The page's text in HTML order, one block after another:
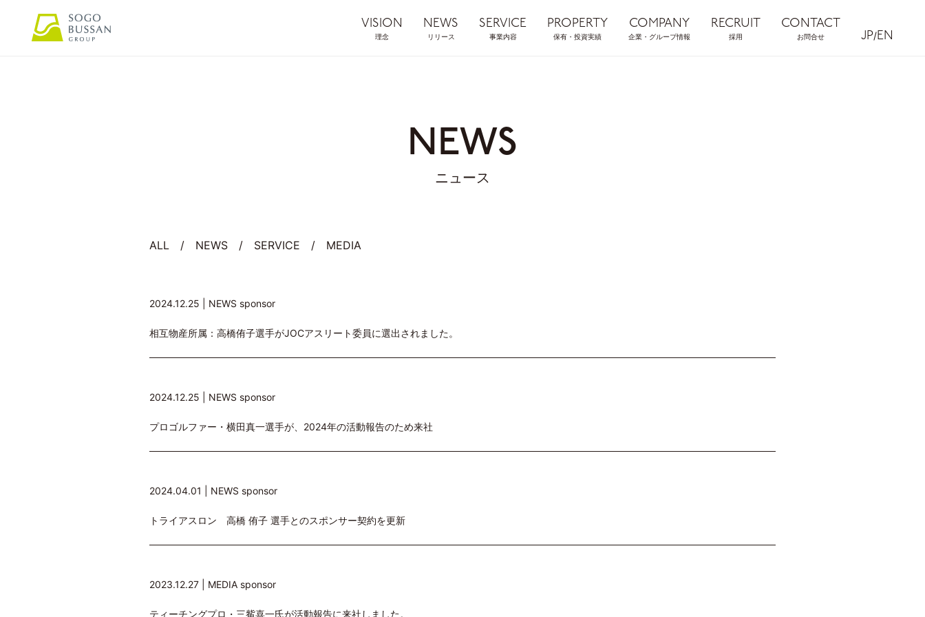
VISION
理念
NEWS
リリース
SERVICE
事業内容
PROPERTY
保有・投資実績
COMPANY
企業・グループ情報
RECRUIT
採用
CONTACT
お問合せ JP/EN
NEWS
ニュース
ALL / NEWS / SERVICE / MEDIA
2024.12.25 | NEWS sponsor
相互物産所属：高橋侑子選手がJOCアスリート委員に選出されました。
2024.12.25 | NEWS sponsor
プロゴルファー・横田真一選手が、2024年の活動報告のため来社
2024.04.01 | NEWS sponsor
トライアスロン 高橋 侑子 選手とのスポンサー契約を更新
2023.12.27 | MEDIA sponsor
ティーチングプロ・三觜喜一氏が活動報告に来社しました。